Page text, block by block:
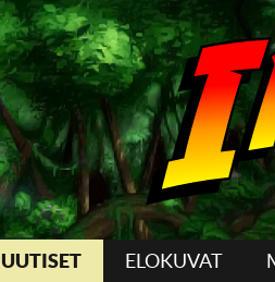
UUTISET ELOKUVAT